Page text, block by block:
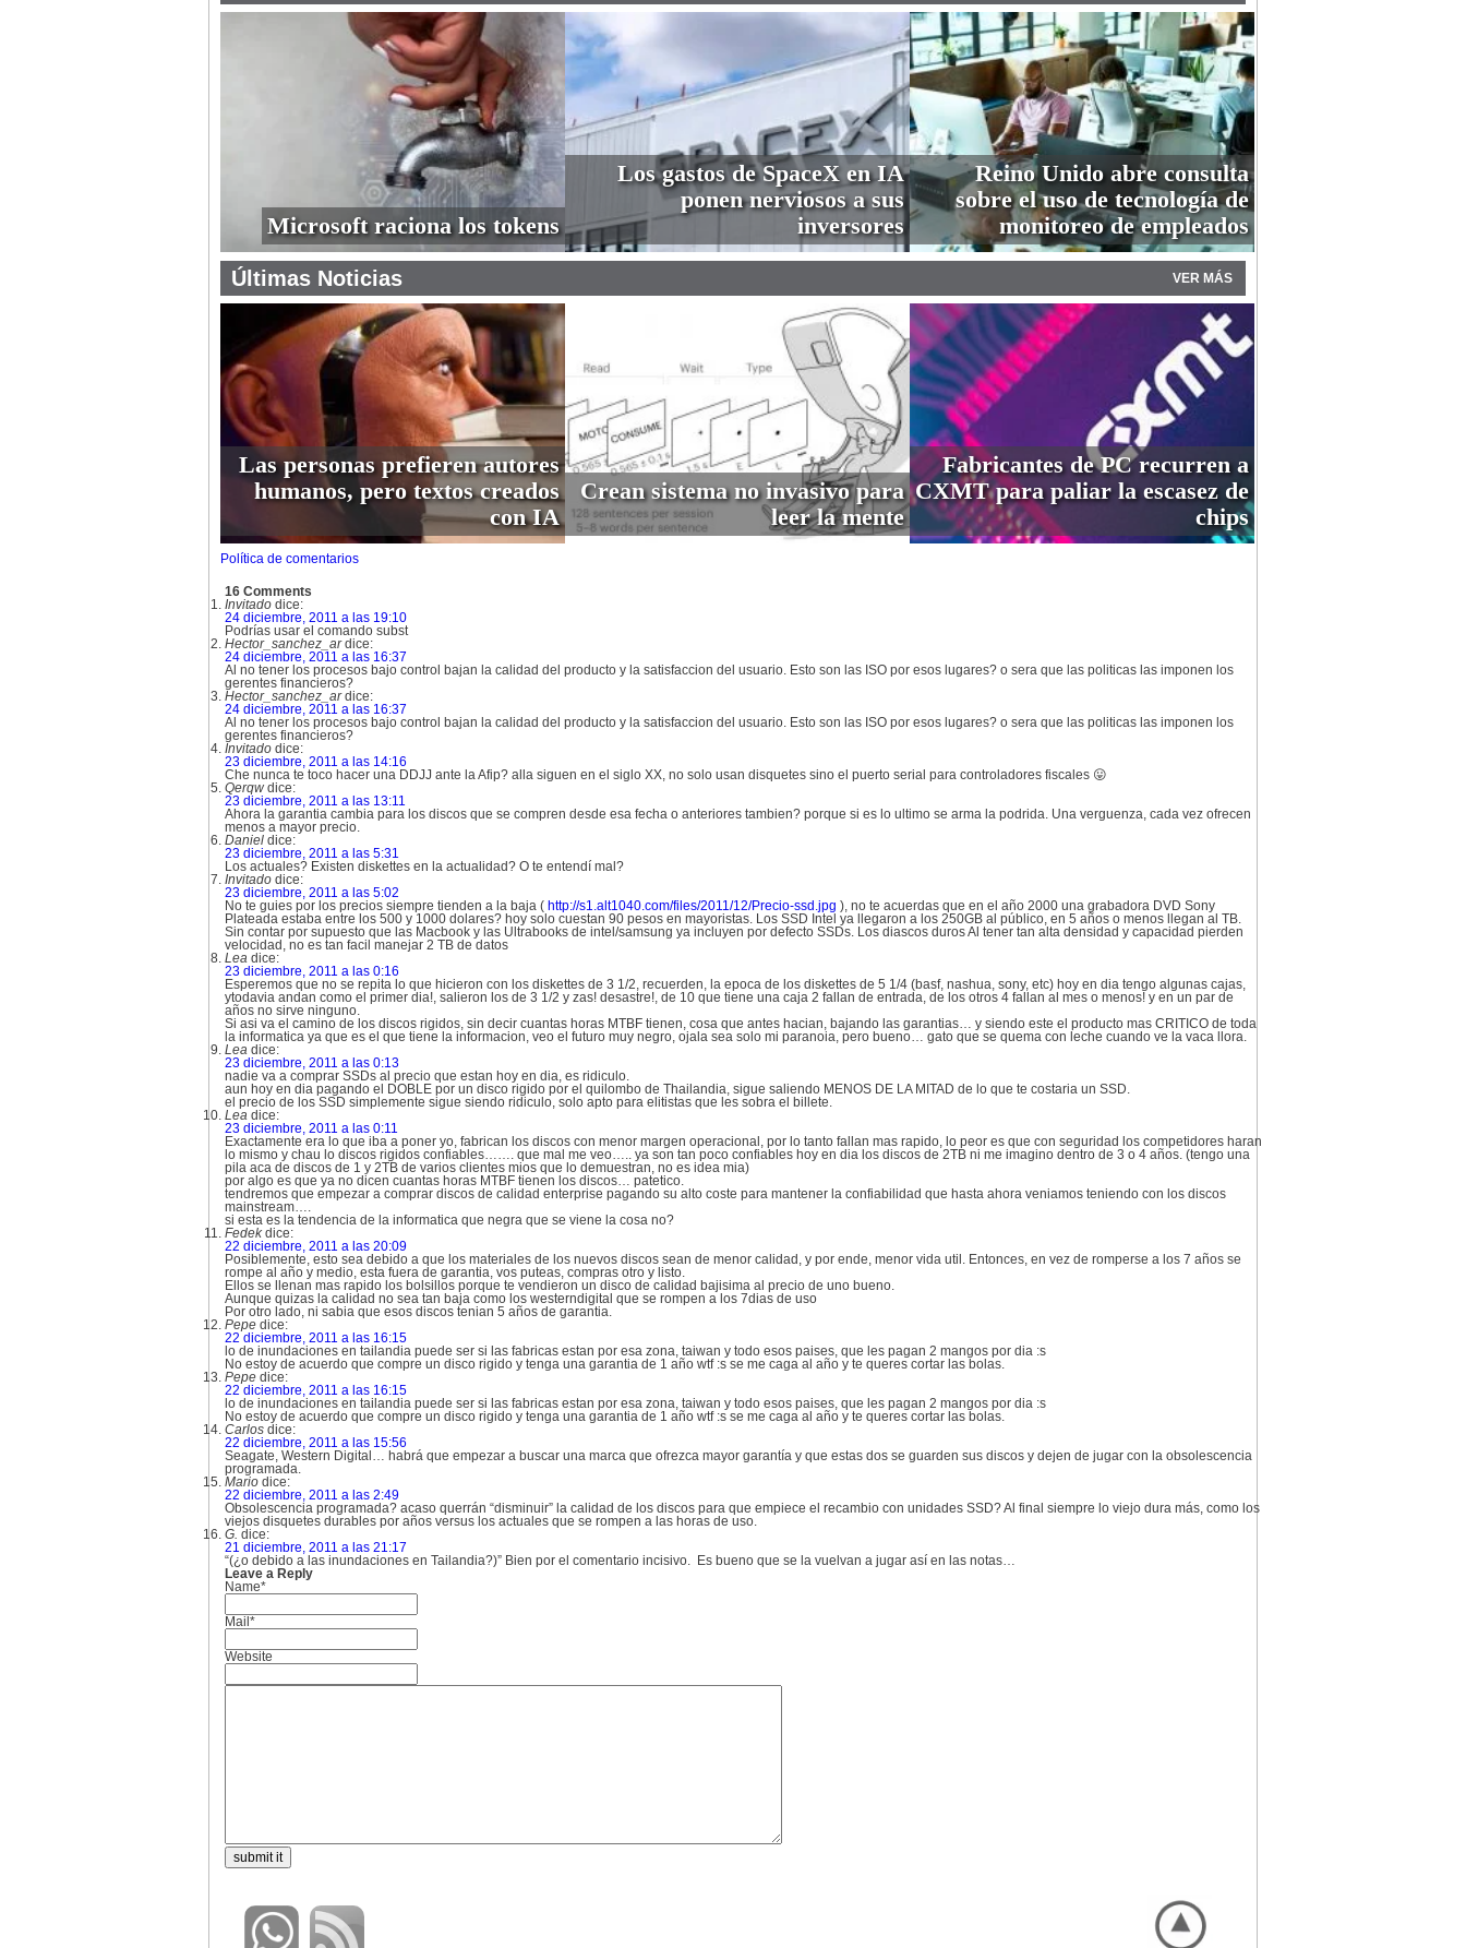
Microsoft raciona los tokens
Los gastos de SpaceX en IA
ponen nerviosos a sus
inversores
Reino Unido abre consulta
sobre el uso de tecnología de
monitoreo de empleados
Últimas Noticias VER MÁS
Las personas prefieren autores
humanos, pero textos creados
con IA
Crean sistema no invasivo para
leer la mente
Fabricantes de PC recurren a
CXMT para paliar la escasez de
chips
Política de comentarios
16 Comments
Invitado dice:
24 diciembre, 2011 a las 19:10
Podrías usar el comando subst
Hector_sanchez_ar dice:
24 diciembre, 2011 a las 16:37
Al no tener los procesos bajo control bajan la calidad del producto y la satisfaccion del usuario. Esto son las ISO por esos lugares? o sera que las politicas las imponen los
gerentes financieros?
Hector_sanchez_ar dice:
24 diciembre, 2011 a las 16:37
Al no tener los procesos bajo control bajan la calidad del producto y la satisfaccion del usuario. Esto son las ISO por esos lugares? o sera que las politicas las imponen los
gerentes financieros?
Invitado dice:
23 diciembre, 2011 a las 14:16
Che nunca te toco hacer una DDJJ ante la Afip? alla siguen en el siglo XX, no solo usan disquetes sino el puerto serial para controladores fiscales 😛
Qerqw dice:
23 diciembre, 2011 a las 13:11
Ahora la garantia cambia para los discos que se compren desde esa fecha o anteriores tambien? porque si es lo ultimo se arma la podrida. Una verguenza, cada vez ofrecen
menos a mayor precio.
Daniel dice:
23 diciembre, 2011 a las 5:31
Los actuales? Existen diskettes en la actualidad? O te entendí mal?
Invitado dice:
23 diciembre, 2011 a las 5:02
No te guies por los precios siempre tienden a la baja ( http://s1.alt1040.com/files/2011/12/Precio-ssd.jpg ), no te acuerdas que en el año 2000 una grabadora DVD Sony
Plateada estaba entre los 500 y 1000 dolares? hoy solo cuestan 90 pesos en mayoristas. Los SSD Intel ya llegaron a los 250GB al público, en 5 años o menos llegan al TB.
Sin contar por supuesto que las Macbook y las Ultrabooks de intel/samsung ya incluyen por defecto SSDs. Los diascos duros Al tener tan alta densidad y capacidad pierden
velocidad, no es tan facil manejar 2 TB de datos
Lea dice:
23 diciembre, 2011 a las 0:16
Esperemos que no se repita lo que hicieron con los diskettes de 3 1/2, recuerden, la epoca de los diskettes de 5 1/4 (basf, nashua, sony, etc) hoy en dia tengo algunas cajas,
ytodavia andan como el primer dia!, salieron los de 3 1/2 y zas! desastre!, de 10 que tiene una caja 2 fallan de entrada, de los otros 4 fallan al mes o menos! y en un par de
años no sirve ninguno.
Si asi va el camino de los discos rigidos, sin decir cuantas horas MTBF tienen, cosa que antes hacian, bajando las garantias… y siendo este el producto mas CRITICO de toda
la informatica ya que es el que tiene la informacion, veo el futuro muy negro, ojala sea solo mi paranoia, pero bueno… gato que se quema con leche cuando ve la vaca llora.
Lea dice:
23 diciembre, 2011 a las 0:13
nadie va a comprar SSDs al precio que estan hoy en dia, es ridiculo.
aun hoy en dia pagando el DOBLE por un disco rigido por el quilombo de Thailandia, sigue saliendo MENOS DE LA MITAD de lo que te costaria un SSD.
el precio de los SSD simplemente sigue siendo ridiculo, solo apto para elitistas que les sobra el billete.
Lea dice:
23 diciembre, 2011 a las 0:11
Exactamente era lo que iba a poner yo, fabrican los discos con menor margen operacional, por lo tanto fallan mas rapido, lo peor es que con seguridad los competidores haran
lo mismo y chau lo discos rigidos confiables……. que mal me veo….. ya son tan poco confiables hoy en dia los discos de 2TB ni me imagino dentro de 3 o 4 años. (tengo una
pila aca de discos de 1 y 2TB de varios clientes mios que lo demuestran, no es idea mia)
por algo es que ya no dicen cuantas horas MTBF tienen los discos… patetico.
tendremos que empezar a comprar discos de calidad enterprise pagando su alto coste para mantener la confiabilidad que hasta ahora veniamos teniendo con los discos
mainstream….
si esta es la tendencia de la informatica que negra que se viene la cosa no?
Fedek dice:
22 diciembre, 2011 a las 20:09
Posiblemente, esto sea debido a que los materiales de los nuevos discos sean de menor calidad, y por ende, menor vida util. Entonces, en vez de romperse a los 7 años se
rompe al año y medio, esta fuera de garantia, vos puteas, compras otro y listo.
Ellos se llenan mas rapido los bolsillos porque te vendieron un disco de calidad bajisima al precio de uno bueno.
Aunque quizas la calidad no sea tan baja como los westerndigital que se rompen a los 7dias de uso
Por otro lado, ni sabia que esos discos tenian 5 años de garantia.
Pepe dice:
22 diciembre, 2011 a las 16:15
lo de inundaciones en tailandia puede ser si las fabricas estan por esa zona, taiwan y todo esos paises, que les pagan 2 mangos por dia :s
No estoy de acuerdo que compre un disco rigido y tenga una garantia de 1 año wtf :s se me caga al año y te queres cortar las bolas.
Pepe dice:
22 diciembre, 2011 a las 16:15
lo de inundaciones en tailandia puede ser si las fabricas estan por esa zona, taiwan y todo esos paises, que les pagan 2 mangos por dia :s
No estoy de acuerdo que compre un disco rigido y tenga una garantia de 1 año wtf :s se me caga al año y te queres cortar las bolas.
Carlos dice:
22 diciembre, 2011 a las 15:56
Seagate, Western Digital… habrá que empezar a buscar una marca que ofrezca mayor garantía y que estas dos se guarden sus discos y dejen de jugar con la obsolescencia
programada.
Mario dice:
22 diciembre, 2011 a las 2:49
Obsolescencia programada? acaso querrán “disminuir” la calidad de los discos para que empiece el recambio con unidades SSD? Al final siempre lo viejo dura más, como los
viejos disquetes durables por años versus los actuales que se rompen a las horas de uso.
G. dice:
21 diciembre, 2011 a las 21:17
“(¿o debido a las inundaciones en Tailandia?)” Bien por el comentario incisivo. Es bueno que se la vuelvan a jugar así en las notas…
Leave a Reply
Name*
Mail*
Website